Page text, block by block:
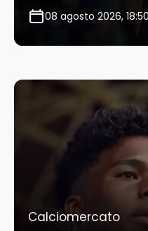
08 agosto 2026, 18:50
Calciomercato